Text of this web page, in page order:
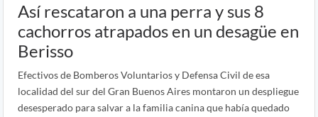
Así rescataron a una perra y sus 8
cachorros atrapados en un desagüe en
Berisso
Efectivos de Bomberos Voluntarios y Defensa Civil de esa
localidad del sur del Gran Buenos Aires montaron un despliegue
desesperado para salvar a la familia canina que había quedado